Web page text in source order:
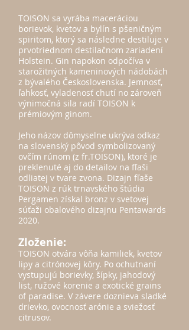
TOISON sa vyrába maceráciou
borievok, kvetov a bylín s pšeničným
spiritom, ktorý sa následne destiluje v
prvotriednom destilačnom zariadení
Holstein. Gin napokon odpočíva v
starožitných kameninových nádobách
z bývalého Československa. Jemnosť,
ľahkosť, vyladenosť chutí no zároveň
výnimočná sila radí TOISON k
prémiovým ginom.
Jeho názov dômyselne ukrýva odkaz
na slovenský pôvod symbolizovaný
ovčím rúnom (z fr.TOISON), ktoré je
preklenuté aj do detailov na fľaši
odliatej v tvare zvona. Dizajn fľaše
TOISON z rúk trnavského štúdia
Pergamen získal bronz v svetovej
súťaži obalového dizajnu Pentawards
2020.
Zloženie:
TOISON otvára vôňa kamiliek, kvetov
lipy a citrónovej kôry. Po ochutnaní
vystupujú borievky, šípky, jahodový
list, ružové korenie a exotické grains
of paradise. V závere doznieva sladké
drievko, ovocnosť arónie a sviežosť
citrusov.